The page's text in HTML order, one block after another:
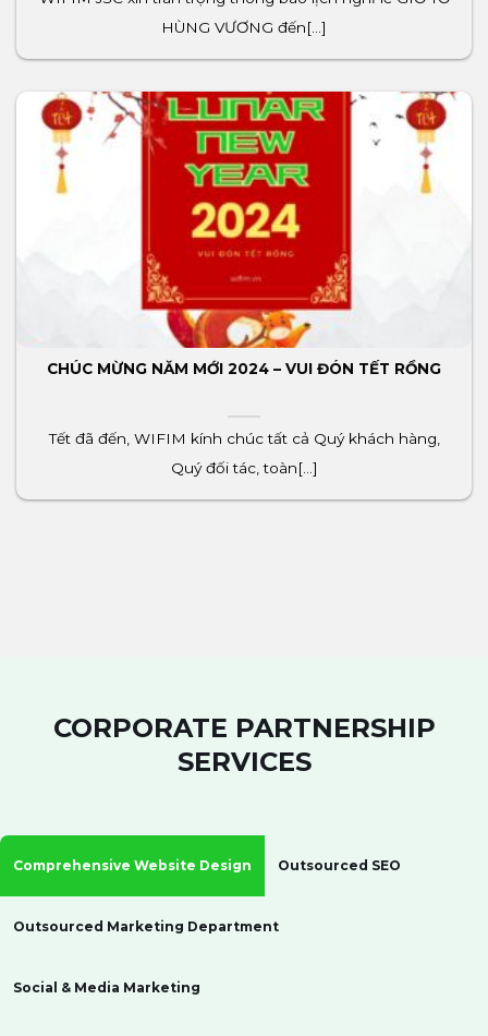
HÙNG VƯƠNG đến[...]
CHÚC MỪNG NĂM MỚI 2024 – VUI ĐÓN TẾT RỒNG
Tết đã đến, WIFIM kính chúc tất cả Quý khách hàng,
Quý đối tác, toàn[...]
CORPORATE PARTNERSHIP
SERVICES
Comprehensive Website Design Outsourced SEO
Outsourced Marketing Department
Social & Media Marketing